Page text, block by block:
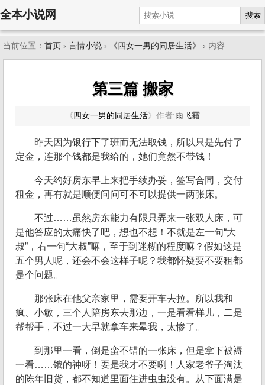
全本小说网 搜索
当前位置： 首页 › 言情小说 › 《四女一男的同居生活》 › 内容
第三篇 搬家
《 四女一男的同居生活》 作者:雨飞霜
昨天因为银行下了班而无法取钱，所以只是先付了
定金，连那个钱都是我给的，她们竟然不带钱！
今天约好房东早上来把手续办妥，签写合同，交付
租金，再有就是顺便问问可不可以提供一两张床。
不过……虽然房东能力有限只弄来一张双人床，可
是他答应的太痛快了吧，想也不想！不就是左一句“大
叔”，右一句“大叔”嘛，至于到迷糊的程度嘛？假如这是
五个男人呢，还会不会这样子呢？我都怀疑要不要租都
是个问题。
那张床在他父亲家里，需要开车去拉。所以我和
疯、小敏，三个人陪房东去那边，一是看看样儿，二是
帮帮手，不过一大早就拿车来晕我，太惨了。
到那里一看，倒是蛮不错的一张床，但是拿下被褥
一看……饿的神呀！要是我才不要咧！人家老爷子淘汰
的陈年旧货，都不知道里面住进虫虫没有。从下面满是